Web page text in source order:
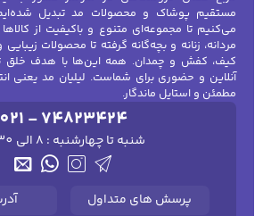
مستقیم پوشاک و محصولات مد تبدیل
می‌کنیم تا مجموعه‌ای متنوع و باکیفیت از کالاها
مردانه، زنانه و بچه‌گانه گرفته تا محصولات
کیف، کفش و چمدان. همه این‌ها با هدف خلق
آنلاین و حضوری برای شماست. لیلیان مد یعنی
مطمئن و استایل ماندگار.
021 - 74823424
شنبه تا چهارشنبه : 8 الی 17:30
پرسش های متداول